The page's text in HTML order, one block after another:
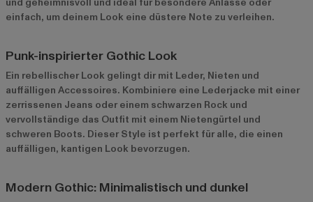
einfach, um deinem Look eine düstere Note zu verleihen.
Punk-inspirierter Gothic Look
Ein rebellischer Look gelingt dir mit Leder, Nieten und
auffälligen Accessoires. Kombiniere eine Lederjacke mit einer
zerrissenen Jeans oder einem schwarzen Rock und
vervollständige das Outfit mit einem Nietengürtel und
schweren Boots. Dieser Style ist perfekt für alle, die einen
auffälligen, kantigen Look bevorzugen.
Modern Gothic: Minimalistisch und dunkel